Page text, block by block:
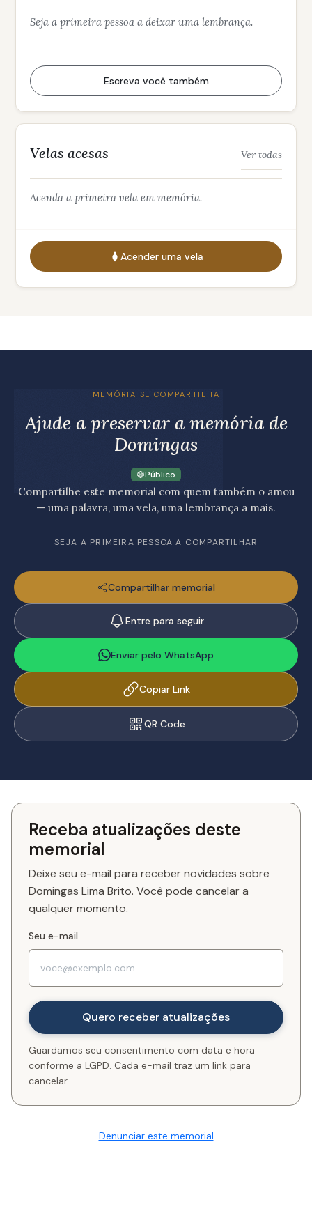
Seja a primeira pessoa a deixar uma lembrança.
Escreva você também
Velas acesas Ver todas
Acenda a primeira vela em memória.
Acender uma vela
MEMÓRIA SE COMPARTILHA
Ajude a preservar a memória de
Domingas
Público
Compartilhe este memorial com quem também o amou
— uma palavra, uma vela, uma lembrança a mais.
SEJA A PRIMEIRA PESSOA A COMPARTILHAR
Compartilhar memorial
Entre para seguir
Enviar pelo WhatsApp
Copiar Link
QR Code
Receba atualizações deste
memorial
Deixe seu e-mail para receber novidades sobre
Domingas Lima Brito. Você pode cancelar a
qualquer momento.
Seu e-mail
Guardamos seu consentimento com data e hora
conforme a LGPD. Cada e-mail traz um link para
cancelar.
Denunciar este memorial